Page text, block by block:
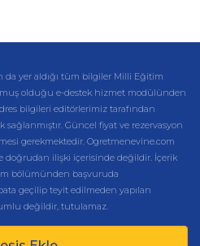
da yer aldığı tüm bilgiler Milli Eğitim
olduğu e-destek hizmet modülünden
bilgileri editörlerimiz tarafından
Güncel fiyat ve rezervasyon
gerekmektedir. Ogretmenevine.com
ilişki içerisinde değildir. İçerik
bölümünden başvuruda
geçilip teyit edilmeden yapılan
değildir, tutulamaz.